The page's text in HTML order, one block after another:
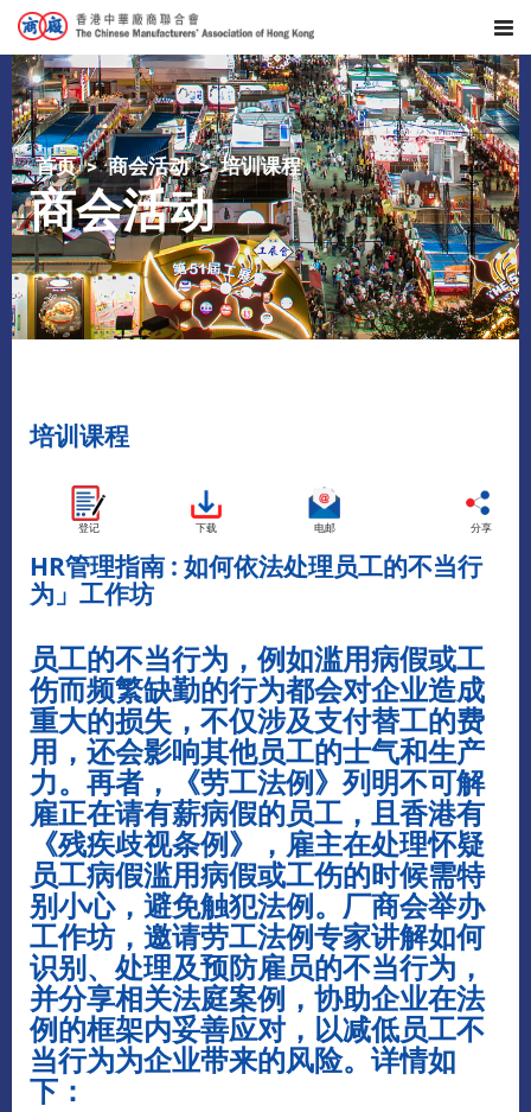
首页 商会活动 培训课程
商会活动
培训课程
登记 下载 电邮 分享
HR管理指南 : 如何依法处理员工的不当行
为」工作坊
员工的不当行为，例如滥用病假或工
伤而频繁缺勤的行为都会对企业造成
重大的损失，不仅涉及支付替工的费
用，还会影响其他员工的士气和生产
力。再者，《劳工法例》列明不可解
雇正在请有薪病假的员工，且香港有
《残疾歧视条例》，雇主在处理怀疑
员工病假滥用病假或工伤的时候需特
别小心，避免触犯法例。厂商会举办
工作坊，邀请劳工法例专家讲解如何
识别、处理及预防雇员的不当行为，
并分享相关法庭案例，协助企业在法
例的框架内妥善应对，以减低员工不
当行为为企业带来的风险。详情如
下：